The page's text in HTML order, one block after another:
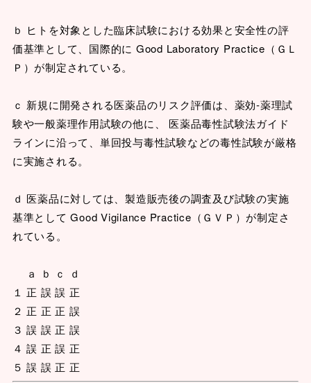
ｂ ヒトを対象とした臨床試験における効果と安全性の評
価基準として、国際的に Good Laboratory Practice（ＧＬ
Ｐ）が制定されている。
ｃ 新規に開発される医薬品のリスク評価は、薬効‐薬理試
験や一般薬理作用試験の他に、 医薬品毒性試験法ガイド
ラインに沿って、単回投与毒性試験などの毒性試験が厳格
に実施される。
ｄ 医薬品に対しては、製造販売後の調査及び試験の実施
基準として Good Vigilance Practice（ＧＶＰ）が制定さ
れている。
ａ ｂ ｃ ｄ
１ 正 誤 誤 正
２ 正 正 正 誤
３ 誤 誤 正 誤
４ 誤 正 誤 正
５ 誤 誤 正 正